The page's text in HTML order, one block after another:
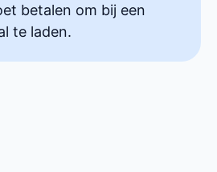
betalen om bij een
te laden.